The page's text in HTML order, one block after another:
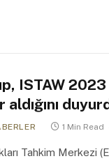
ISTAW
aldığını
1 Min Read
Tahkim Merkezi